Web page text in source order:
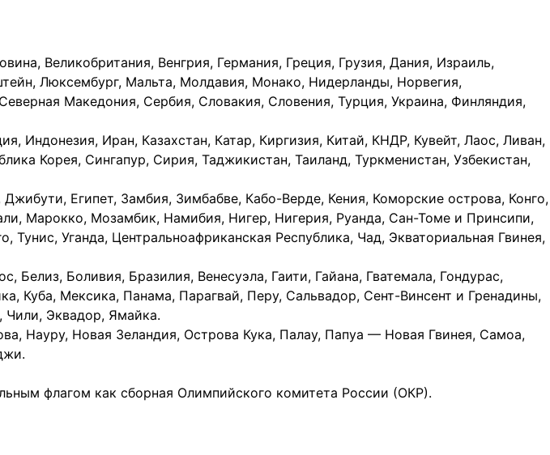
Великобритания, Венгрия, Германия, Греция, Грузия, Дания, Израиль,
Люксембург, Мальта, Молдавия, Монако, Нидерланды, Норвегия,
Македония, Сербия, Словакия, Словения, Турция, Украина, Финляндия,
Индонезия, Иран, Казахстан, Катар, Киргизия, Китай, КНДР, Кувейт, Лаос, Ливан,
Корея, Сингапур, Сирия, Таджикистан, Таиланд, Туркменистан, Узбекистан,
Египет, Замбия, Зимбабве, Кабо-Верде, Кения, Коморские острова, Конго,
Марокко, Мозамбик, Намибия, Нигер, Нигерия, Руанда, Сан-Томе и Принсипи,
Уганда, Центральноафриканская Республика, Чад, Экваториальная Гвинея,
Белиз, Боливия, Бразилия, Венесуэла, Гаити, Гайана, Гватемала, Гондурас,
Куба, Мексика, Панама, Парагвай, Перу, Сальвадор, Сент-Винсент и Гренадины,
Эквадор, Ямайка.
Науру, Новая Зеландия, Острова Кука, Палау, Папуа — Новая Гвинея, Самоа,
флагом как сборная Олимпийского комитета России (ОКР).